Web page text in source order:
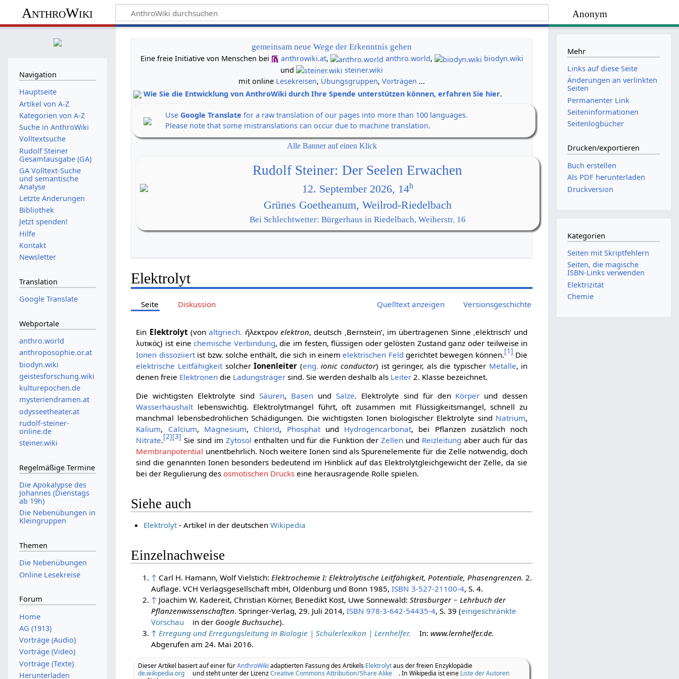
Anonym
AnthroWiki
gemeinsam neue Wege der Erkenntnis gehen
Eine freie Initiative von Menschen bei
anthrowiki.at, anthro.world,
biodyn.wiki
und
steiner.wiki
mit online Lesekreisen, Übungsgruppen,Vorträgen ...
Wie Sie die Entwicklung von AnthroWiki durch Ihre Spende unterstützen können, erfahren Sie hier.
UseGoogle Translate for a raw translation of our pages into more than 100 languages.
Please note that some mistranslations can occur due to machine translation.
Alle Banner auf einen Klick
Rudolf Steiner: Der Seelen Erwachen
12. September 2026, 14h
Grünes Goetheanum, Weilrod-Riedelbach
Bei Schlechtwetter: Bürgerhaus in Riedelbach, Weiherstr. 16
Elektrolyt
Seite Diskussion Quelltext anzeigen Versionsgeschichte
Ein Elektrolyt(vonaltgriech. ἤλεκτρον elektron,deutsch ‚Bernstein‘, im übertragenen Sinne ‚elektrisch‘ und
λυτικός) ist einechemische Verbindung, die im festen, flüssigen oder gelösten Zustand ganz oder teilweise in
Ionen dissoziiertist bzw. solche enthält, die sich in einemelektrischen Feld gerichtet bewegen können.[1] Die
elektrische LeitfähigkeitsolcherIonenleiter (eng. ionic conductor) ist geringer, als die typischer Metalle, in
denen freie Elektronen die Ladungsträger sind. Sie werden deshalb als Leiter 2. Klasse bezeichnet.
Die wichtigsten Elektrolyte sindSäuren, Basenund Salze. Elektrolyte sind für den Körper und dessen
Wasserhaushaltlebenswichtig. Elektrolytmangel führt, oft zusammen mit Flüssigkeitsmangel, schnell zu
manchmal lebensbedrohlichen Schädigungen. Die wichtigsten Ionen biologischer Elektrolyte sind Natrium,
Kalium, Calcium, Magnesium, Chlorid, Phosphatund Hydrogencarbonat, bei Pflanzen zusätzlich noch
Nitrate.[2][3] Sie sind im Zytosol enthalten und für die Funktion der Zellen und Reizleitung aber auch für das
Membranpotential unentbehrlich. Noch weitere Ionen sind als Spurenelemente für die Zelle notwendig, doch
sind die genannten Ionen besonders bedeutend im Hinblick auf das Elektrolytgleichgewicht der Zelle, da sie
bei der Regulierung desosmotischen Drucks eine herausragende Rolle spielen.
Siehe auch
Elektrolyt- Artikel in der deutschen Wikipedia
Einzelnachweise
↑ Carl H. Hamann, Wolf Vielstich: Elektrochemie I: Elektrolytische Leitfähigkeit, Potentiale, Phasengrenzen. 2.
Auflage. VCH Verlagsgesellschaft mbH, Oldenburg und Bonn 1985,ISBN 3-527-21100-4, S. 4.
↑ Joachim W. Kadereit, Christian Körner, Benedikt Kost, Uwe Sonnewald:Strasburger − Lehrbuch der
Pflanzenwissenschaften. Springer-Verlag, 29. Juli 2014,ISBN 978-3-642-54435-4, S. 39 (eingeschränkte
Vorschau
in der Google Buchsuche).
↑ Erregung und Erregungsleitung in Biologie | Schülerlexikon | Lernhelfer. In:www.lernhelfer.de.
Abgerufen am 24. Mai 2016.
Dieser Artikel basiert auf einer fürAnthroWiki adaptierten Fassung des Artikels Elektrolytaus der freien Enzyklopädie
de.wikipedia.org
und steht unter der LizenzCreative Commons Attribution/Share Alike . In Wikipedia ist eine Liste der Autoren
Navigation
Hauptseite
Artikel von A-Z
Kategorien von A-Z
Suche in AnthroWiki
Volltextsuche
Rudolf Steiner
Gesamtausgabe (GA)
GA Volltext-Suche
und semantische
Analyse
Letzte Änderungen
Bibliothek
Jetzt spenden!
Hilfe
Kontakt
Newsletter
Translation
Google Translate
Webportale
anthro.world
anthroposophie.or.at
biodyn.wiki
geistesforschung.wiki
kulturepochen.de
mysteriendramen.at
odysseetheater.at
rudolf-steiner-
online.de
steiner.wiki
Regelmäßige Termine
Die Apokalypse des
Johannes (Dienstags
ab 19h)
Die Nebenübungen in
Kleingruppen
Themen
Die Nebenübungen
Online Lesekreise
Forum
Home
AG (1913)
Vorträge (Audio)
Vorträge (Video)
Vorträge (Texte)
Herunterladen
Mehr
Links auf diese Seite
Änderungen an verlinkten
Seiten
Permanenter Link
Seiten­­informationen
Seitenlogbücher
Drucken/­exportieren
Buch erstellen
Als PDF herunterladen
Druckversion
Kategorien
Seiten mit Skriptfehlern
Seiten, die magische
ISBN-Links verwenden
Elektrizität
Chemie